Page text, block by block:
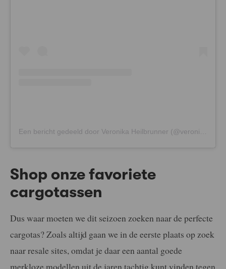
Shop onze favoriete
cargotassen
Dus waar moeten we dit seizoen zoeken naar de perfecte
cargotas? Zoals altijd gaan we in de eerste plaats op zoek
naar resale sites, omdat je daar een aantal goede
merkloze modellen uit de jaren tachtig kunt vinden tegen